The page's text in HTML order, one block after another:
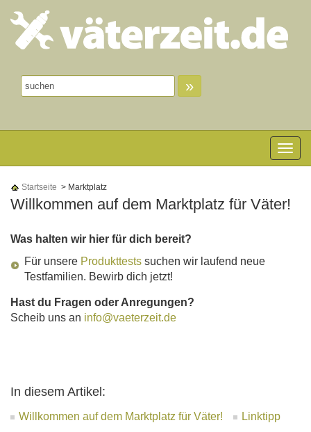
»
Toggle
Startseite > Marktplatz
Willkommen auf dem Marktplatz für Väter!
Was halten wir hier für dich bereit?
Für unsere Produkttests suchen wir laufend neue
Testfamilien. Bewirb dich jetzt!
Hast du Fragen oder Anregungen?
Scheib uns an info@vaeterzeit.de
In diesem Artikel:
Willkommen auf dem Marktplatz für Väter! Linktipp